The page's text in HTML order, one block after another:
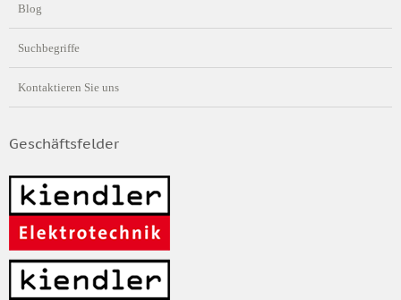
Blog
Suchbegriffe
Kontaktieren Sie uns
Geschäftsfelder